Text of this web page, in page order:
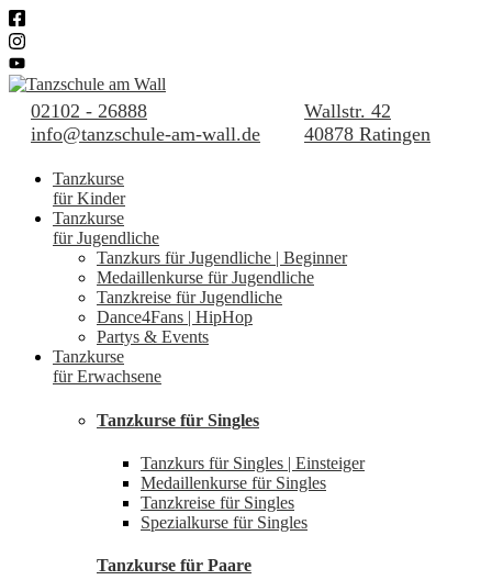
02102 - 26888
info@tanzschule-am-wall.de
Wallstr. 42
40878 Ratingen
Tanzkurse
für Kinder
Tanzkurse
für Jugendliche
Tanzkurs für Jugendliche | Beginner
Medaillenkurse für Jugendliche
Tanzkreise für Jugendliche
Dance4Fans | HipHop
Partys & Events
Tanzkurse
für Erwachsene
Tanzkurse für Singles
Tanzkurs für Singles | Einsteiger
Medaillenkurse für Singles
Tanzkreise für Singles
Spezialkurse für Singles
Tanzkurse für Paare